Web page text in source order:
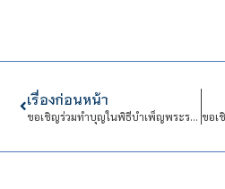
เรื่องก่อนหน้า
ขอเชิญร่วมทำบุญในพิธีบำเพ็ญพระราชกุศลถวายผ้าพระกฐิน ณ วัดกฤษณเวฬุพุทธาราม (วัดไผ่ดำ) จ.สิงห์บุรี